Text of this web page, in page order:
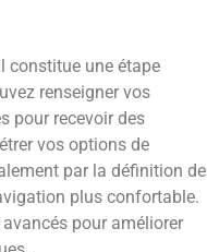
constitue une étape
renseigner vos
pour recevoir des
vos options de
par la définition de
plus confortable.
pour améliorer